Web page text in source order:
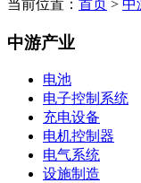
当前位置： 首页 > 中
中游产业
电池
电子控制系统
充电设备
电机控制器
电气系统
设施制造